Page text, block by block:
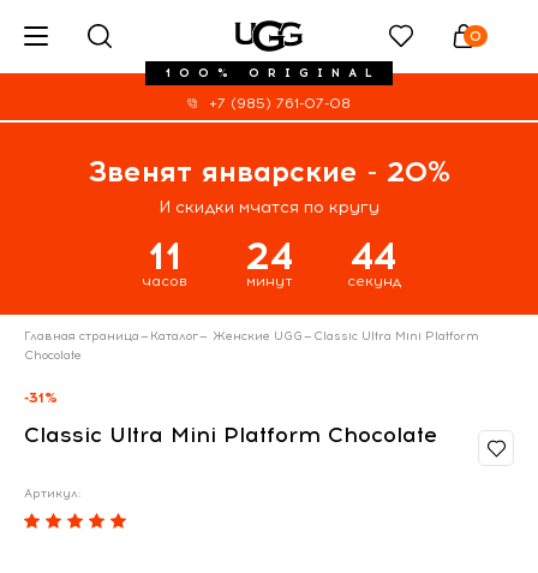
100% ORIGINAL
0
+7 (985) 761-07-08
Звенят январские - 20%
И скидки мчатся по кругу
11
часов
24
минут
43
секунд
Главная страница— Каталог— Женские UGG— Classic Ultra Mini Platform
Chocolate
-31%
Classic Ultra Mini Platform Chocolate
Артикул: